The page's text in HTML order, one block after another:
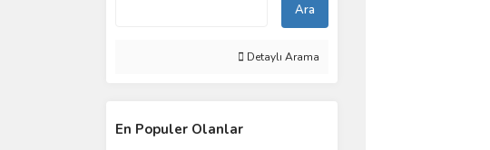
Ara
Detaylı Arama
En Populer Olanlar